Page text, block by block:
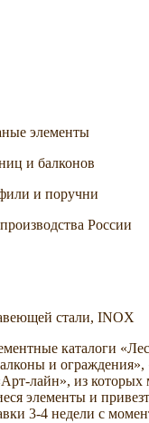
элементы
и балконов
и поручни
России
стали, INOX
каталоги
и
лайн», из
элементы и
3-4 недели с